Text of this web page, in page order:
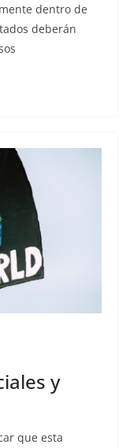
dentro de
deberán
y
que esta